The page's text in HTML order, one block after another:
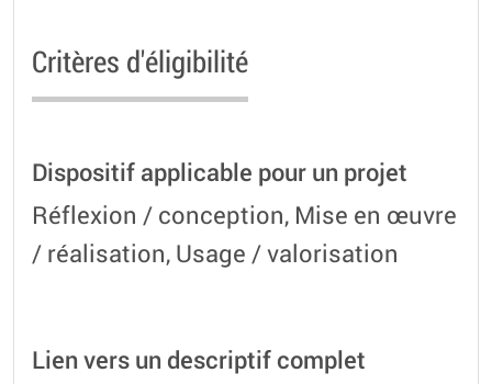
Critères d'éligibilité
Dispositif applicable pour un projet
Réflexion / conception, Mise en œuvre
/ réalisation, Usage / valorisation
Lien vers un descriptif complet